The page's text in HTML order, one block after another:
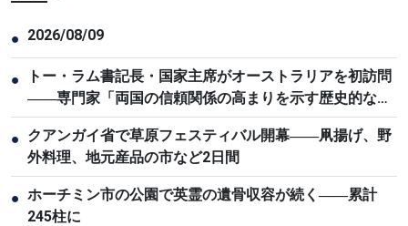
● 2026/08/09
●
トー・ラム書記長・国家主席がオーストラリアを初訪問
――専門家「両国の信頼関係の高まりを示す歴史的な節
目」
● クアンガイ省で草原フェスティバル開幕――凧揚げ、野
外料理、地元産品の市など2日間
● ホーチミン市の公園で英霊の遺骨収容が続く――累計
245柱に